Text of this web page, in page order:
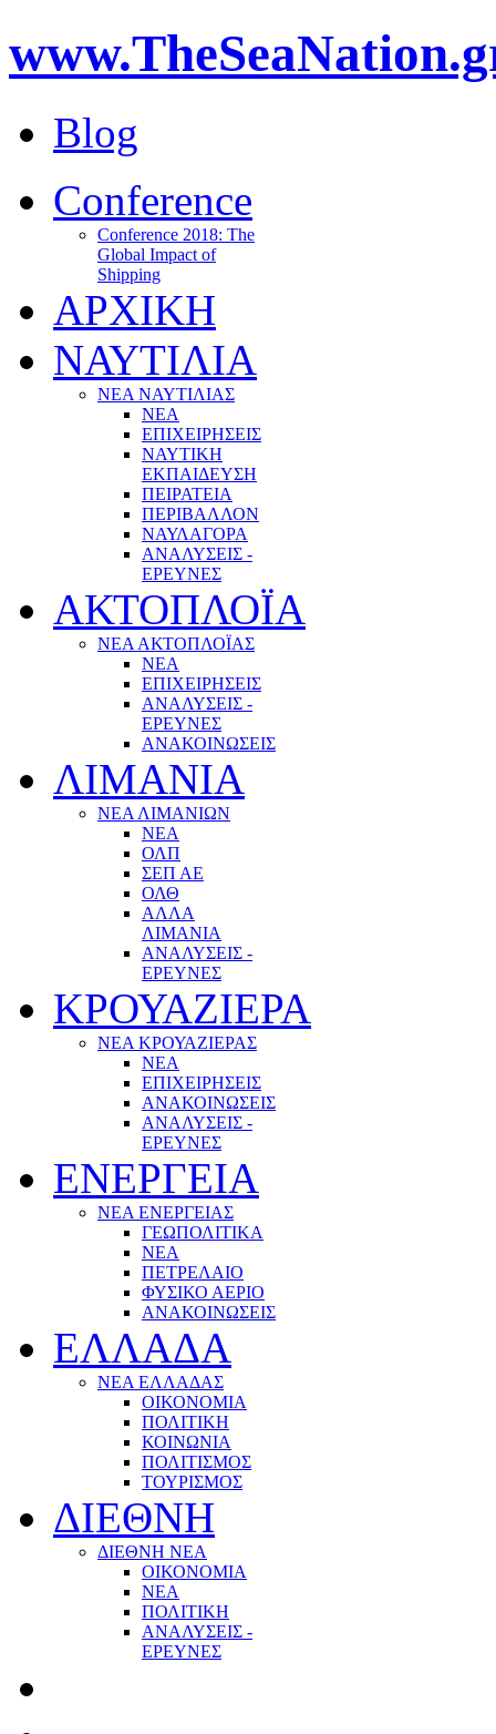
Blog
Conference
Conference 2018: The
Global Impact of
Shipping
ΑΡΧΙΚΗ
ΝΑΥΤΙΛΙΑ
ΝΕΑ ΝΑΥΤΙΛΙΑΣ
ΝΕΑ
ΕΠΙΧΕΙΡΗΣΕΙΣ
ΝΑΥΤΙΚΗ
ΕΚΠΑΙΔΕΥΣΗ
ΠΕΙΡΑΤΕΙΑ
ΠΕΡΙΒΑΛΛΟΝ
ΝΑΥΛΑΓΟΡΑ
ΑΝΑΛΥΣΕΙΣ -
ΕΡΕΥΝΕΣ
ΑΚΤΟΠΛΟΪΑ
ΝΕΑ ΑΚΤΟΠΛΟΪΑΣ
ΝΕΑ
ΕΠΙΧΕΙΡΗΣΕΙΣ
ΑΝΑΛΥΣΕΙΣ -
ΕΡΕΥΝΕΣ
ΑΝΑΚΟΙΝΩΣΕΙΣ
ΛΙΜΑΝΙΑ
ΝΕΑ ΛΙΜΑΝΙΩΝ
ΝΕΑ
ΟΛΠ
ΣΕΠ ΑΕ
ΟΛΘ
ΑΛΛΑ
ΛΙΜΑΝΙΑ
ΑΝΑΛΥΣΕΙΣ -
ΕΡΕΥΝΕΣ
ΚΡΟΥΑΖΙΕΡΑ
ΝΕΑ ΚΡΟΥΑΖΙΕΡΑΣ
NEA
ΕΠΙΧΕΙΡΗΣΕΙΣ
ΑΝΑΚΟΙΝΩΣΕΙΣ
ΑΝΑΛΥΣΕΙΣ -
ΕΡΕΥΝΕΣ
ΕΝΕΡΓΕΙΑ
ΝΕΑ ΕΝΕΡΓΕΙΑΣ
ΓΕΩΠΟΛΙΤΙΚΑ
ΝΕΑ
ΠΕΤΡΕΛΑΙΟ
ΦΥΣΙΚΟ ΑΕΡΙΟ
ΑΝΑΚΟΙΝΩΣΕΙΣ
ΕΛΛΑΔΑ
ΝΕΑ ΕΛΛΑΔΑΣ
ΟΙΚΟΝΟΜΙΑ
ΠΟΛΙΤΙΚΗ
ΚΟΙΝΩΝΙΑ
ΠΟΛΙΤΙΣΜΟΣ
ΤΟΥΡΙΣΜΟΣ
ΔΙΕΘΝΗ
ΔΙΕΘΝΗ ΝΕΑ
ΟΙΚΟΝΟΜΙΑ
ΝΕΑ
ΠΟΛΙΤΙΚΗ
ΑΝΑΛΥΣΕΙΣ -
ΕΡΕΥΝΕΣ